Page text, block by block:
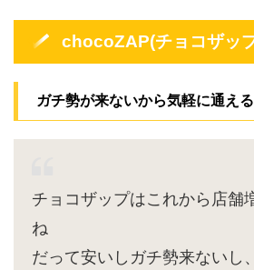
chocoZAP(チョコザッ
ガチ勢が来ないから気軽に通える
チョコザップはこれから店舗
ね
だって安いしガチ勢来ないし